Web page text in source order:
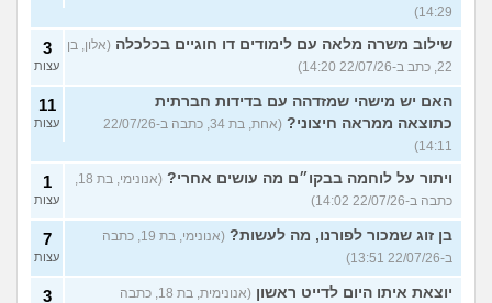
14:29)
שילוב משרה מלאה עם לימודים דו חוגיים בכלכלה (אלון, בן
22, כתב ב-22/07/26 14:20)
3
עצות
האם יש מישהי שמזדהה עם בדידות חברתית
כתוצאה ממראה חיצוני?
(אחת, בת 34, כתבה ב-22/07/26
14:11)
11
עצות
ויתור על לוחמה בבקו״ם מה עושים אחרי?
(אנונימי, בת 18,
כתבה ב-22/07/26 14:02)
1
עצות
בן זוג שמכור לפורנו, מה לעשות?
(אנונימי, בת 19, כתבה
ב-22/07/26 13:51)
7
עצות
יוצאת איתו היום לדייט ראשון
(אנונימית, בת 18, כתבה
3